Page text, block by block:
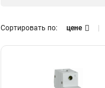
Сортировать по: цене